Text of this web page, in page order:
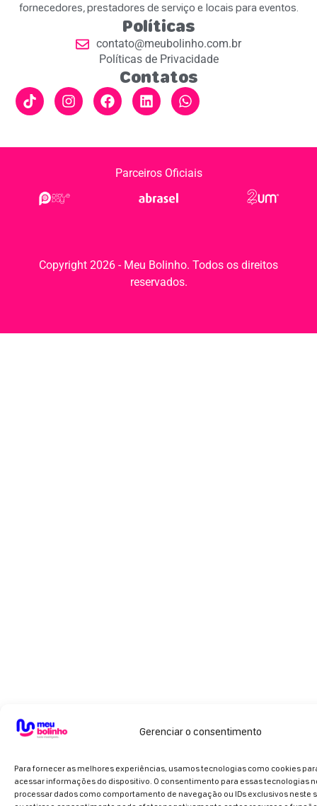
Gerenciar o consentimento
Para fornecer as melhores experiências, usamos tecnologias como cookies
acessar informações do dispositivo. O consentimento para essas tecnologias
processar dados como comportamento de navegação ou IDs exclusivos neste
fornecedores, prestadores de serviço e locais para eventos.
Políticas
contato@meubolinho.com.br
Políticas de Privacidade
Contatos
Parceiros Oficiais
Copyright 2026 - Meu Bolinho. Todos os direitos
reservados.